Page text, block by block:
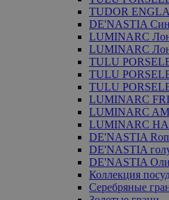
TUDOR
DE'NASTIA
LUMINARC
LUMINARC
TULU
TULU
TULU
LUMINARC
LUMINARC
LUMINARC
DE'NASTIA
DE'NASTIA
DE'NASTIA
Коллекция
Серебряные